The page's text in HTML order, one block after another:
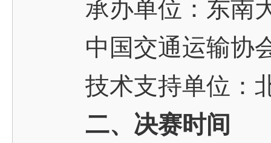
承办单位：东南
中国交通运输协
技术支持单位：北
二、决赛时间